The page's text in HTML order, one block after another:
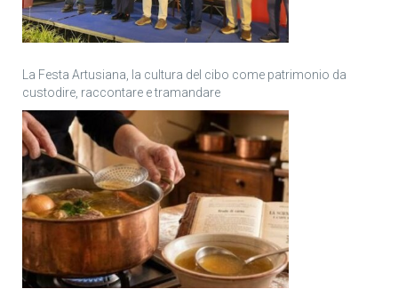
La Festa Artusiana, la cultura del cibo come patrimonio da
custodire, raccontare e tramandare